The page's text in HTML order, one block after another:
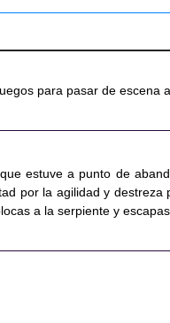
para pasar de escena
estuve a punto de
por la agilidad y
a la serpiente y escapas.